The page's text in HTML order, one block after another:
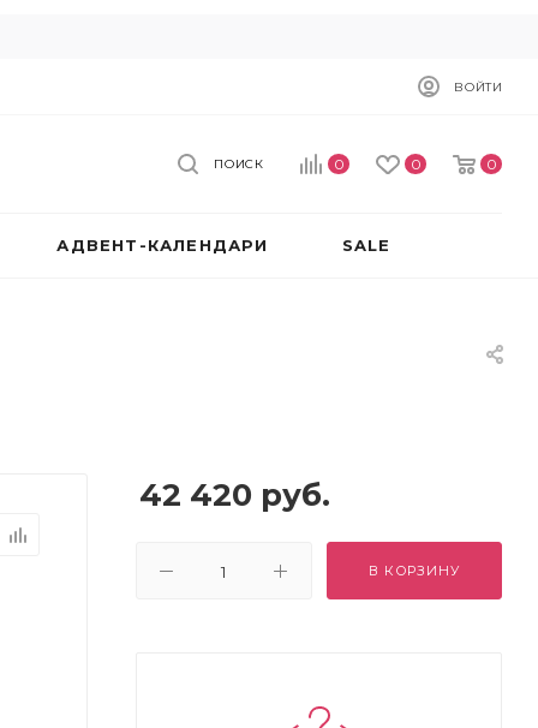
ВОЙТИ
0 0 0
ПОИСК
АДВЕНТ-КАЛЕНДАРИ SALE
42 420 руб.
В КОРЗИНУ